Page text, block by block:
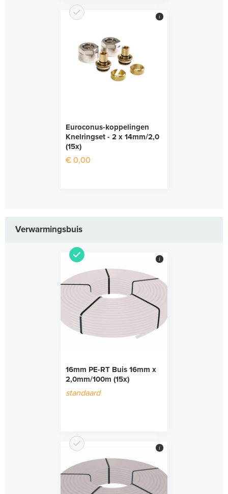
Euroconus-koppelingen
Knelringset - 2 x 14mm/2,0
(15x)
€ 0,00
i
Verwarmingsbuis
16mm PE-RT Buis 16mm x
2,0mm/100m (15x)
standaard
i
i